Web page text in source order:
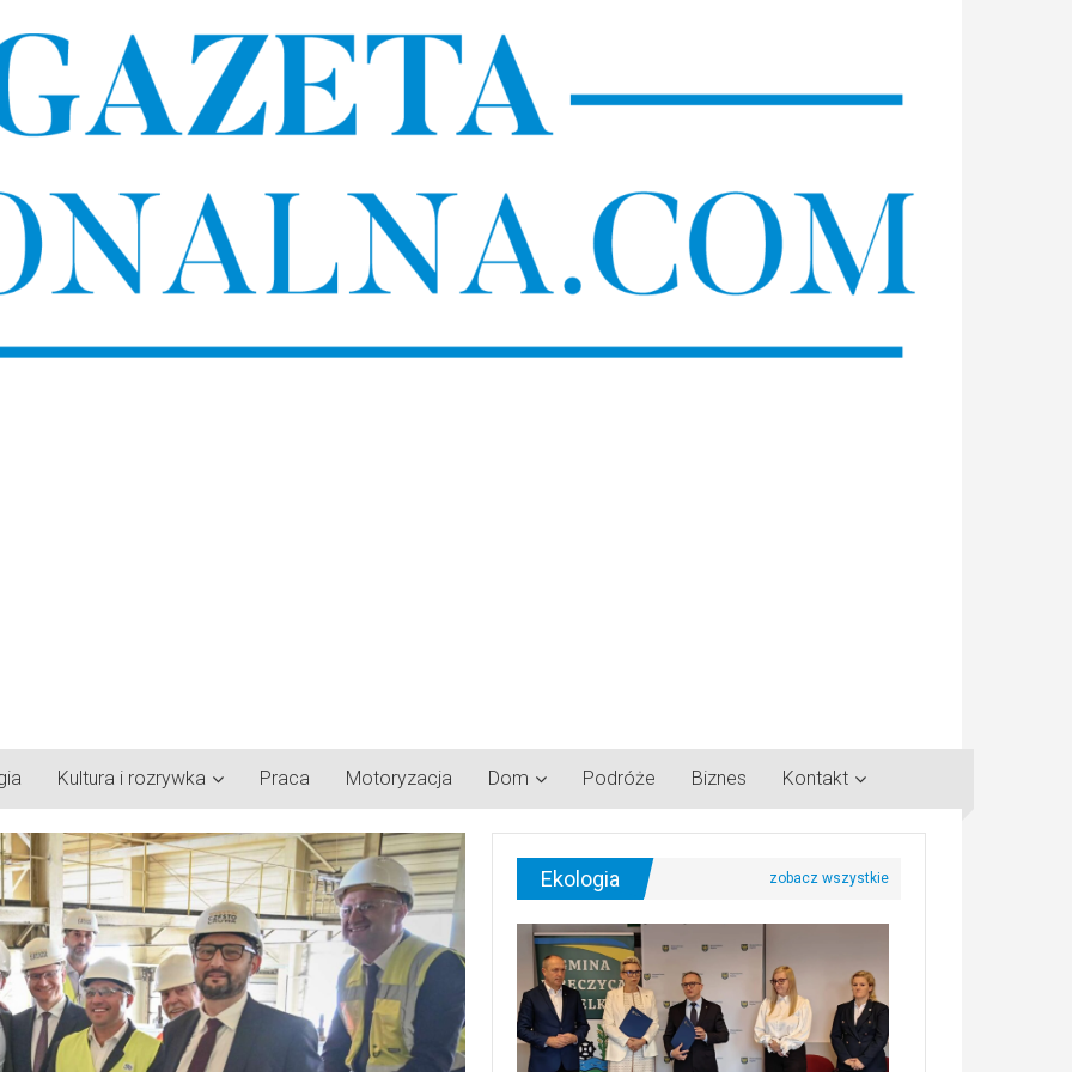
Kultura i rozrywka Praca Motoryzacja Dom Podróże Biznes Kontakt
Ekologia